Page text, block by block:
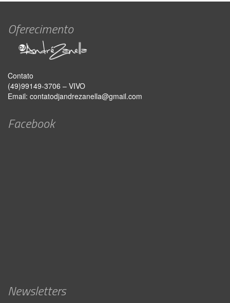
Oferecimento
Contato
(49)99149-3706 – VIVO
Email: contatodjandrezanella@gmail.com
Facebook
Newsletters